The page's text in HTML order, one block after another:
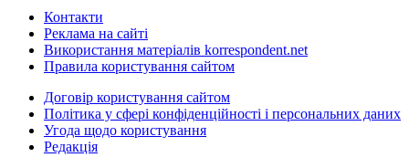
Контакти
Реклама на сайті
Використання матеріалів korrespondent.net
Правила користування сайтом
Договір користування сайтом
Політика у сфері конфіденційності і персональних даних
Угода щодо користування
Редакція